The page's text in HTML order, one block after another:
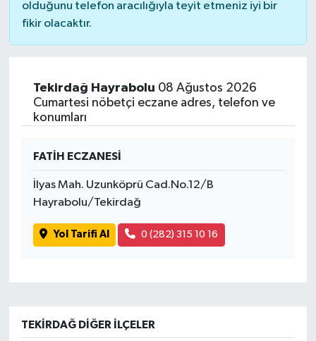
olduğunu telefon aracılığıyla teyit etmeniz iyi bir
fikir olacaktır.
Tekirdağ Hayrabolu 08 Ağustos 2026
Cumartesi nöbetçi eczane adres, telefon ve
konumları
FATİH ECZANESİ
İlyas Mah. Uzunköprü Cad.No.12/B
Hayrabolu/Tekirdağ
Yol Tarifi Al 0 (282) 315 10 16
TEKIRDAĞ DIĞER İLÇELER